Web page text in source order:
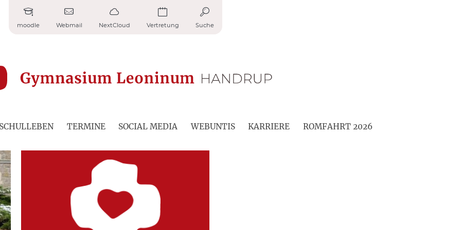
moodle Webmail NextCloud Vertretung Suche
SCHULLEBEN TERMINE SOCIAL MEDIA WEBUNTIS KARRIERE ROMFAHRT 2026